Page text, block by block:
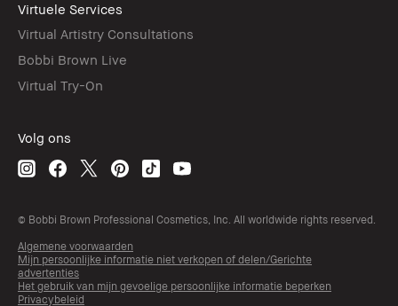
Virtuele Services
Virtual Artistry Consultations
Bobbi Brown Live
Virtual Try-On
Volg ons
© Bobbi Brown Professional Cosmetics, Inc. All worldwide rights reserved.
Algemene voorwaarden
Mijn persoonlijke informatie niet verkopen of delen/Gerichte
advertenties
Het gebruik van mijn gevoelige persoonlijke informatie beperken
Privacybeleid